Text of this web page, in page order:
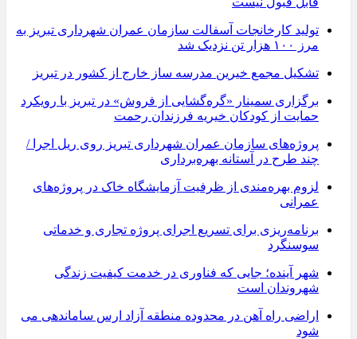
تولید کارخانجات آسفالت سازمان عمران شهرداری تبریز به
مرز ۱۰۰ هزار تن نزدیک شد
تشکیل مجمع خیرین مدرسه ‌ساز خارج از کشور در تبریز
برگزاری سمینار «گره‌گشایی از فروش» در تبریز با رویکرد
حمایت از کودکان خیریه فرزندان رحمت
پروژه‌های سازمان عمران شهرداری تبریز روی ریل اجرا /
چند طرح در آستانه بهره‌برداری
لزوم بهره‌مندی از ظرفیت آزمایشگاه خاک در پروژه‌های
عمرانی
برنامه‌ریزی برای تسریع اجرای پروژه تجاری و خدماتی
سوسنگرد
شهر آینده؛ جایی که فناوری در خدمت کیفیت زندگی
شهروندان است
اراضی راه آهن در محدوده منطقه آزاد ارس ساماندهی می
شود